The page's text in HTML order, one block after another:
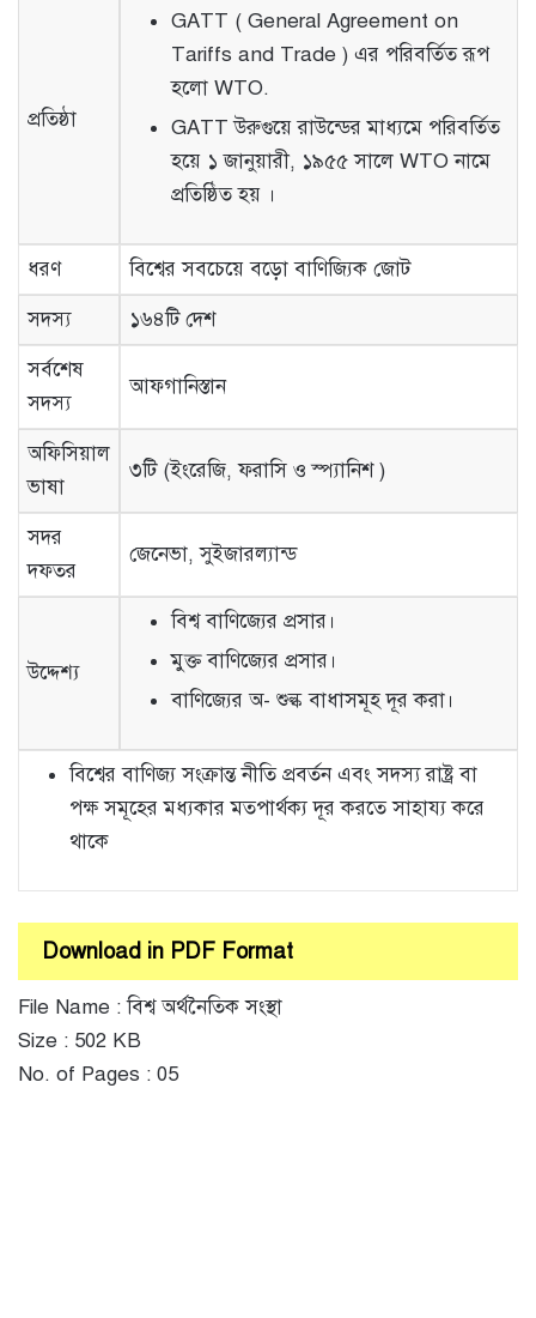
প্রতিষ্ঠা
GATT ( General Agreement on
Tariffs and Trade ) এর পরিবর্তিত রূপ
হলো WTO.
GATT উরুগুয়ে রাউন্ডের মাধ্যমে পরিবর্তিত
হয়ে ১ জানুয়ারী, ১৯৫৫ সালে WTO নামে
প্রতিষ্ঠিত হয় ।
ধরণ
বিশ্বের সবচেয়ে বড়ো বাণিজ্যিক জোট
সদস্য
১৬৪টি দেশ
সর্বশেষ
সদস্য
আফগানিস্তান
অফিসিয়াল
ভাষা
৩টি (ইংরেজি, ফরাসি ও স্প্যানিশ )
সদর
দফতর
জেনেভা, সুইজারল্যান্ড
উদ্দেশ্য
বিশ্ব বাণিজ্যের প্রসার।
মুক্ত বাণিজ্যের প্রসার।
বাণিজ্যের অ- শুল্ক বাধাসমূহ দূর করা।
বিশ্বের বাণিজ্য সংক্রান্ত নীতি প্রবর্তন এবং সদস্য রাষ্ট্র বা
পক্ষ সমূহের মধ্যকার মতপার্থক্য দূর করতে সাহায্য করে
থাকে
Download in PDF Format
File Name : বিশ্ব অর্থনৈতিক সংস্থা
Size : 502 KB
No. of Pages : 05